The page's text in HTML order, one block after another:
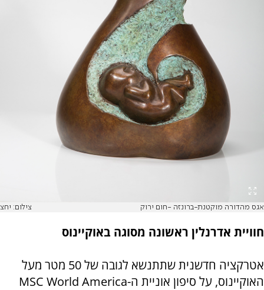
אגס מהדורה מוקטנת-ברונזה -חום ירוק צילום: יחצ
חוויית אדרנלין ראשונה מסוגה באוקיינוס
אטרקציה חדשנית שתתנשא לגובה של 50 מטר מעל
האוקיינוס, על סיפון אוניית הMSC World America-